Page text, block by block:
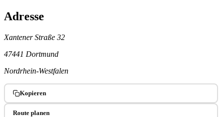
Adresse
Xantener Straße 32
47441 Dortmund
Nordrhein-Westfalen
Kopieren
Route planen